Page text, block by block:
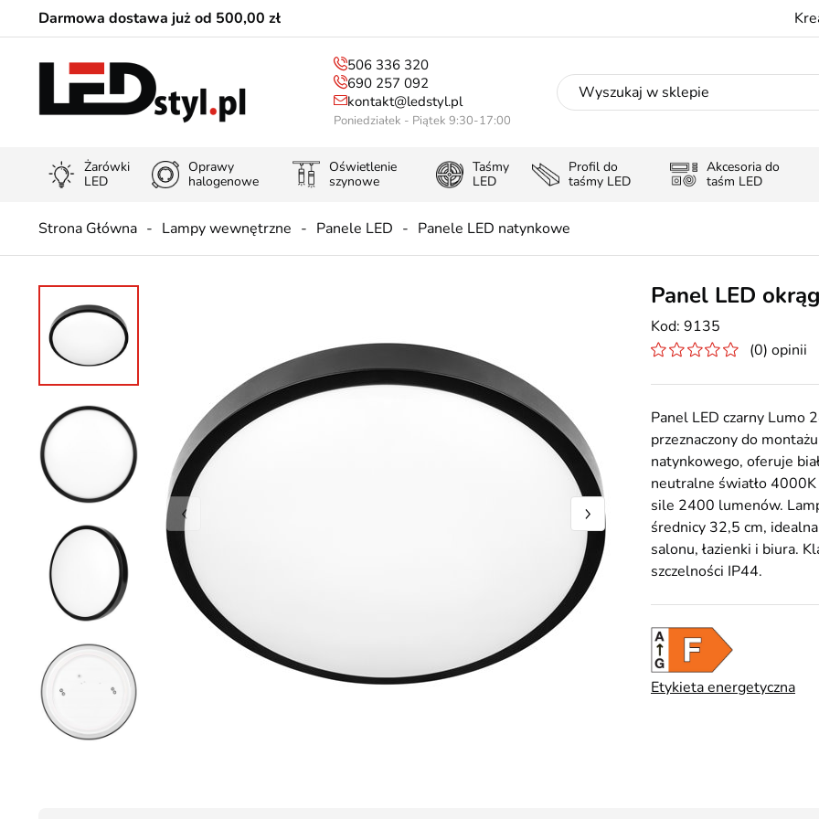
Darmowa dostawa już od 500,00 zł
506 336 320
690 257 092
kontakt@ledstyl.pl
Poniedziałek - Piątek 9:30-17:00
Żarówki
LED
Oprawy
halogenowe
Oświetlenie
szynowe
Taśmy
LED
Profil do
taśmy LED
Akcesoria do
taśm LED
Strona Główna Lampy wewnętrzne Panele LED Panele LED natynkowe
Panel LED
9135
(0) opinii
Panel LED czarny Lumo
przeznaczony do montażu
natynkowego, oferuje
neutralne światło
sile 2400 lumenów.
średnicy 32,5 cm,
salonu, łazienki i biura.
szczelności IP44.
Etykieta energetyczna